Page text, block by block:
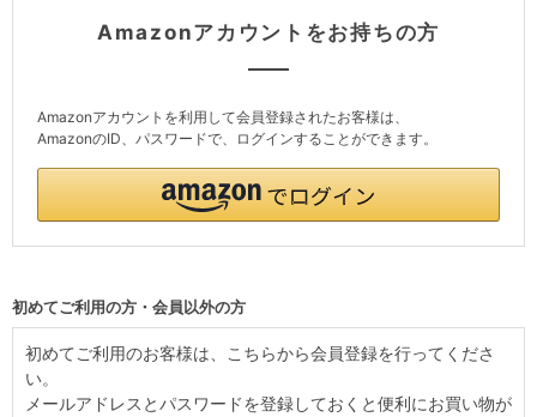
Amazonアカウントをお持ちの方
Amazonアカウントを利用して会員登録されたお客様は、
AmazonのID、パスワードで、ログインすることができます。
初めてご利用の方・会員以外の方
初めてご利用のお客様は、こちらから会員登録を行ってくださ
い。
メールアドレスとパスワードを登録しておくと便利にお買い物が